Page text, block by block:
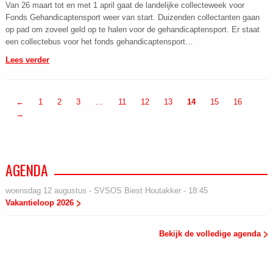
Van 26 maart tot en met 1 april gaat de landelijke collecteweek voor
Fonds Gehandicaptensport weer van start. Duizenden collectanten gaan
op pad om zoveel geld op te halen voor de gehandicaptensport. Er staat
een collectebus voor het fonds gehandicaptensport…
Lees verder
← 1 2 3 11 12 13 14 15
16
→
AGENDA
woensdag 12 augustus - SVSOS Biest Houtakker - 18:45
Vakantieloop 2026
Bekijk de volledige agenda